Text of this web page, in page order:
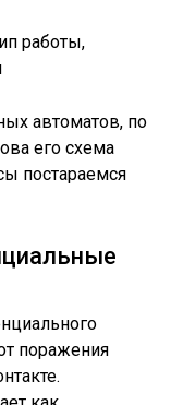
автоматов, по
его схема
постараемся
поражения